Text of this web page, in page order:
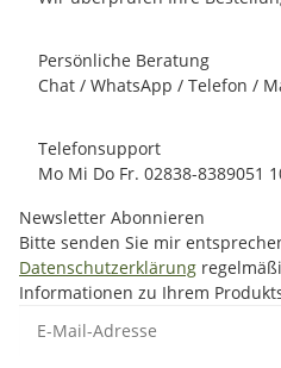
Persönliche Beratung
Chat / WhatsApp / Telefon /
Telefonsupport
Mo Mi Do Fr. 02838-8389051
Newsletter Abonnieren
Bitte senden Sie mir
Datenschutzerklärung
Informationen zu Ihrem